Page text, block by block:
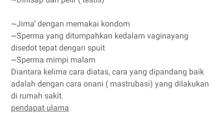
~Jima’ dengan memakai kondom
~Sperma yang ditumpahkan kedalam vaginayang
disedot tepat dengan spuit
~Sperma mimpi malam
Diantara kelima cara diatas, cara yang dipandang baik
adalah dengan cara onani ( mastrubasi) yang dilakukan
di rumah sakit.
pendapat ulama